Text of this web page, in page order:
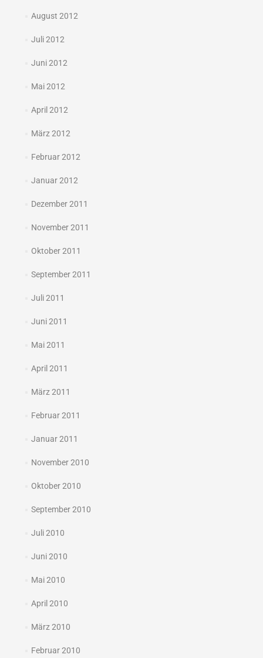
August 2012
Juli 2012
Juni 2012
Mai 2012
April 2012
März 2012
Februar 2012
Januar 2012
Dezember 2011
November 2011
Oktober 2011
September 2011
Juli 2011
Juni 2011
Mai 2011
April 2011
März 2011
Februar 2011
Januar 2011
November 2010
Oktober 2010
September 2010
Juli 2010
Juni 2010
Mai 2010
April 2010
März 2010
Februar 2010